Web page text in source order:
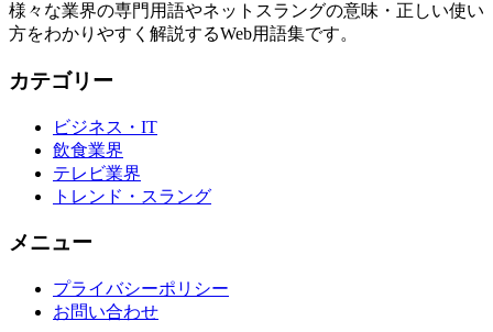
様々な業界の専門用語やネットスラングの意味・正しい使い
方をわかりやすく解説するWeb用語集です。
カテゴリー
ビジネス・IT
飲食業界
テレビ業界
トレンド・スラング
メニュー
プライバシーポリシー
お問い合わせ